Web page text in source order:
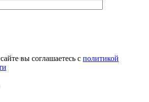
вы соглашаетесь с политикой